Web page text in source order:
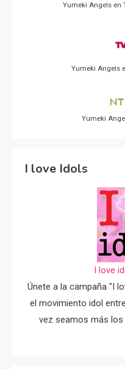
Yumeki Angels en
Yumeki Angels
Yumeki
I love Idols
I love
Únete a la campaña "I
el movimiento idol
vez seamos más los